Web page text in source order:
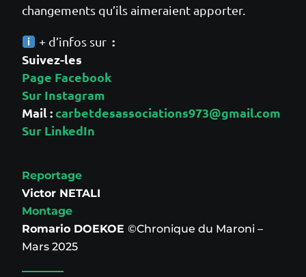
changements qu’ils aimeraient apporter.
+ d’infos sur :
Suivez-les
Page Facebook
Sur Instagram
Mail :carbetdesassociations973@gmail.com
Sur LinkedIn
Reportage
Victor NETALI
Montage
Romario DOEKOE ©Chronique du Maroni –
Mars 2025